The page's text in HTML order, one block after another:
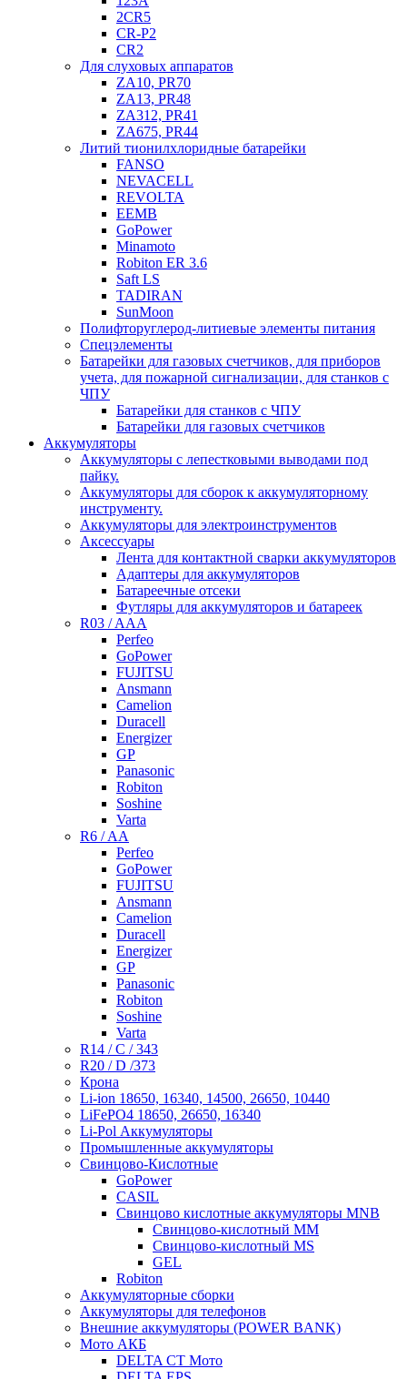
2CR5
CR-P2
CR2
Для слуховых аппаратов
ZA10, PR70
ZA13, PR48
ZA312, PR41
ZA675, PR44
Литий тионилхлоридные батарейки
FANSO
NEVACELL
REVOLTA
EEMB
GoPower
Minamoto
Robiton ER 3.6
Saft LS
TADIRAN
SunMoon
Полифторуглерод-литиевые элементы питания
Спецэлементы
Батарейки для газовых счетчиков, для приборов
учета, для пожарной сигнализации, для станков с
ЧПУ
Батарейки для станков с ЧПУ
Батарейки для газовых счетчиков
Аккумуляторы
Аккумуляторы с лепестковыми выводами под
пайку.
Аккумуляторы для сборок к аккумуляторному
инструменту.
Аккумуляторы для электроинструментов
Аксессуары
Лента для контактной сварки аккумуляторов
Адаптеры для аккумуляторов
Батареечные отсеки
Футляры для аккумуляторов и батареек
R03 / AAA
Perfeo
GoPower
FUJITSU
Ansmann
Camelion
Duracell
Energizer
GP
Panasonic
Robiton
Soshine
Varta
R6 / AA
Perfeo
GoPower
FUJITSU
Ansmann
Camelion
Duracell
Energizer
GP
Panasonic
Robiton
Soshine
Varta
R14 / C / 343
R20 / D /373
Крона
Li-ion 18650, 16340, 14500, 26650, 10440
LiFePO4 18650, 26650, 16340
Li-Pol Аккумуляторы
Промышленные аккумуляторы
Свинцово-Кислотные
GoPower
CASIL
Свинцово кислотные аккумуляторы MNB
Cвинцово-кислотный MM
Cвинцово-кислотный MS
GEL
Robiton
Аккумуляторные сборки
Аккумуляторы для телефонов
Внешние аккумуляторы (POWER BANK)
Мото АКБ
DELTA CT Мото